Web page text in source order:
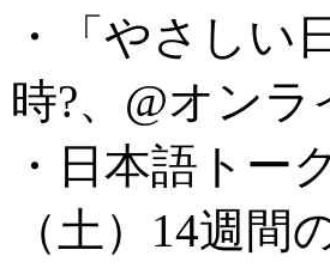
・「やさしい
時?、@オン
・日本語トー
（土）14週